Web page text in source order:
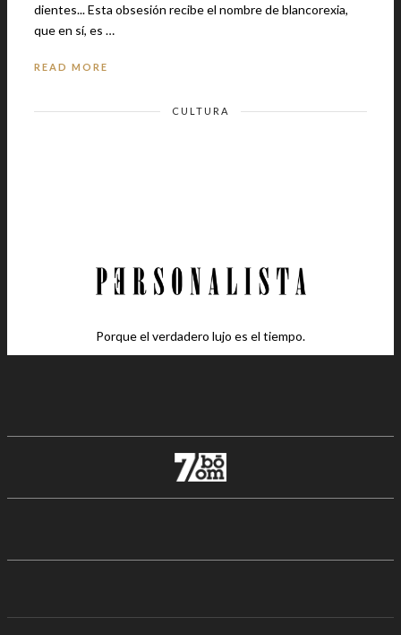
dientes... Esta obsesión recibe el nombre de blancorexia,
que en sí, es …
READ MORE
CULTURA
Porque el verdadero lujo es el tiempo.